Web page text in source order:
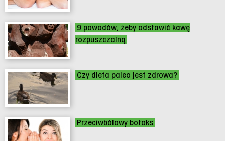
9 powodów, żeby odstawić kawę
rozpuszczalną
Czy dieta paleo jest zdrowa?
Przeciwbólowy botoks